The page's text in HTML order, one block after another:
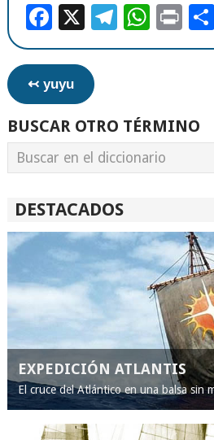
Facebook
X
↢ yuyu
BUSCAR OTRO TÉRMINO
DESTACADOS
EXPEDICIÓN ATLANTIS
El cruce del Atlántico en una balsa sin